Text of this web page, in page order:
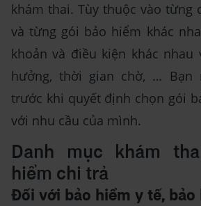
khám thai. Tùy thuộc vào từng
và từng gói bảo hiểm khác
khoản và điều kiện khác nhau
hưởng, thời gian chờ, … Bạn
trước khi quyết định chọn gói
với nhu cầu của mình.
Danh mục khám
hiểm chi trả
Đối với bảo hiểm y tế, bảo